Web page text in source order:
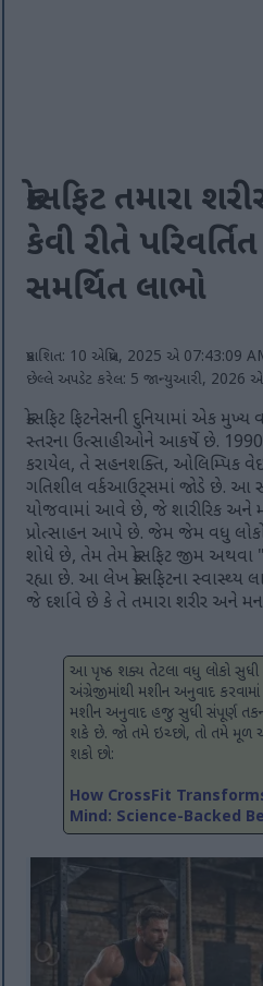
ક્રોસફિટ તમારા
કેવી રીતે
સમર્થિત લાભો
પ્રકાશિત: 10 એપ્રિલ, 2025 એ 07:43:09
છેલ્લે અપડેટ કરેલ: 5 જાન્યુઆરી, 2026 એ
ક્રોસફિટ ફિટનેસની દુનિયામાં એક
સ્તરના ઉત્સાહીઓને આકર્ષે છે.
કરાયેલ, તે સહનશક્તિ, ઓલિમ્પિક
ગતિશીલ વર્કઆઉટ્સમાં જોડે છે. આ
યોજવામાં આવે છે, જે શારીરિક અને
પ્રોત્સાહન આપે છે. જેમ જેમ વધુ લોકો
શોધે છે, તેમ તેમ ક્રોસફિટ જીમ
રહ્યા છે. આ લેખ ક્રોસફિટના સ્વાસ્થ્ય
જે દર્શાવે છે કે તે તમારા શરીર અને
આ પૃષ્ઠ શક્ય તેટલા વધુ લોકો
અંગ્રેજીમાંથી મશીન અનુવાદ
મશીન અનુવાદ હજુ સુધી સંપૂર્ણ
શકે છે. જો તમે ઇચ્છો, તો તમે મૂળ
શકો છો:
How CrossFit
Mind: Science-Backed